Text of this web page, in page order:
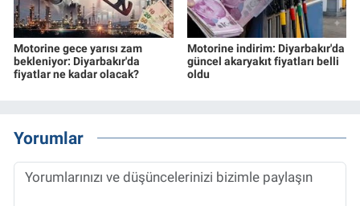
Motorine gece yarısı zam
bekleniyor: Diyarbakır'da
fiyatlar ne kadar olacak?
Motorine indirim: Diyarbakır'da
güncel akaryakıt fiyatları belli
oldu
Yorumlar